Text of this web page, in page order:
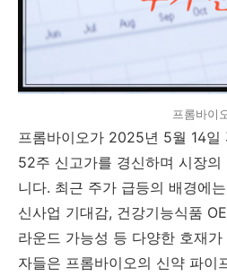
프롬바이
프롬바이오가 2025년 5월 14일
52주 신고가를 경신하며 시장
니다. 최근 주가 급등의 배경에
신사업 기대감, 건강기능식품
라운드 가능성 등 다양한 호재
자들은 프롬바이오의 신약 파이